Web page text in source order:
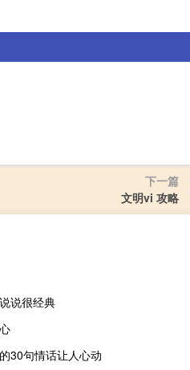
下一篇
文明vi 攻略
说很经典
30句情话让人心动